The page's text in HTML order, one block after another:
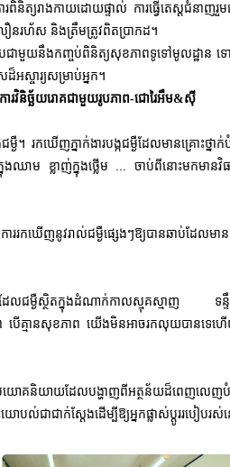
ពិនិត្យរាងកាយដោយផ្ទាល់ ការធ្វើតេស្តជំនាញ
ឿនរហ័ស និងត្រឹមត្រូវពិតប្រាកដ។
ៀបជាមួយនឹងកញ្ចប់ពិនិត្យសុខភាពទូទៅមូលដ្ឋា
ស្ចារ្យសម្រាប់អ្នក។
រវិនិច្ឆ័យរោគជាមួយរូបភាព-ជោរៃអឹម&ស៊ី
ឃើញភ្នាក់ងារបង្កជម្ងឺដែលមានគ្រោះថ្នាក់
ម ខ្លាញ់ក្នុងថ្លើម ... ចាប់ពីនោះមកមានវិធា
រកឃើញនូវរាល់ជម្ងឺផ្សេងៗឱ្យបានឆាប់ដែលម
ជម្ងឺស្ថិតក្នុងដំណាក់កាលស្មុគស្មាញ ទន្ទឹមនឹង
ើគ្មានសុខភាព យើងមិនអាចរកលុយបានទេហ
ជាប្រយោគនិយាយដែលបង្ហាញពីអត្ថន័យដ៏ពេញល
ល់ជាជាក់ស្តែងដើម្បីឱ្យអ្នកផ្លាស់ប្តូររបៀបរស់